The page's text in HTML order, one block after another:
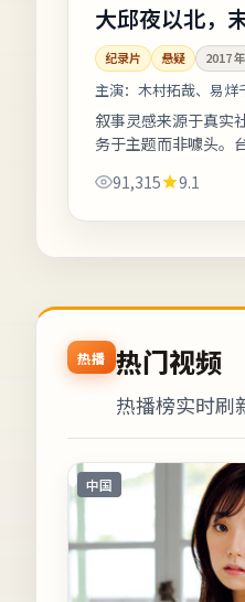
大邱夜以北，
纪录片 悬疑 2017年
主演： 木村拓哉、易烊
叙事灵感来源于真实
务于主题而非噱头。
快，光敏人群请酌情
91,315 9.1
热播 热门视频
热播榜实时刷
中国